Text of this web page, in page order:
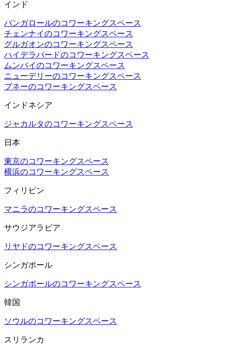
インド
バンガロールのコワーキングスペース
チェンナイのコワーキングスペース
グルガオンのコワーキングスペース
ハイデラバードのコワーキングスペース
ムンバイのコワーキングスペース
ニューデリーのコワーキングスペース
プネーのコワーキングスペース
インドネシア
ジャカルタのコワーキングスペース
日本
東京のコワーキングスペース
横浜のコワーキングスペース
フィリピン
マニラのコワーキングスペース
サウジアラビア
リヤドのコワーキングスペース
シンガポール
シンガポールのコワーキングスペース
韓国
ソウルのコワーキングスペース
スリランカ